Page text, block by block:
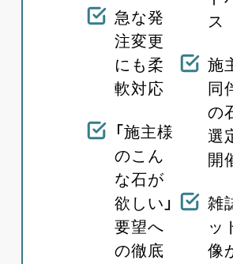
急な発
注変更
にも柔
軟対応
「施主様
のこん
な石が
欲しい」
要望へ
の徹底
ス
施
同
の
選
開
雑
ッ
像